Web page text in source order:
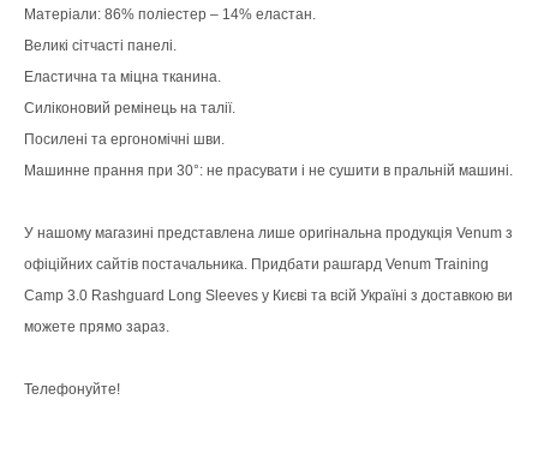
Матеріали: 86% поліестер – 14% еластан.
Великі сітчасті панелі.
Еластична та міцна тканина.
Силіконовий ремінець на талії.
Посилені та ергономічні шви.
Машинне прання при 30°: не прасувати і не сушити в пральній машині.
У нашому магазині представлена лише оригінальна продукція Venum з
офіційних сайтів постачальника. Придбати рашгард Venum Training
Camp 3.0 Rashguard Long Sleeves у Києві та всій Україні з доставкою ви
можете прямо зараз.
Телефонуйте!